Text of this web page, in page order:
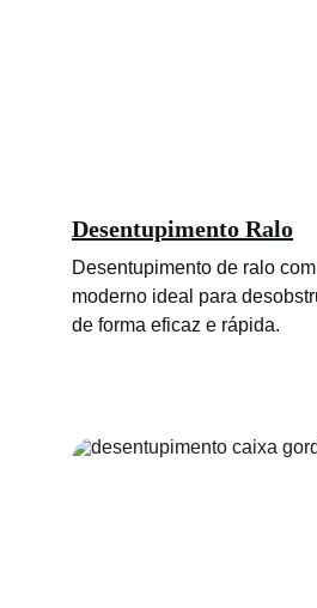
Desentupimento Ralo
Desentupimento de ralo
moderno ideal para
de forma eficaz e rápida.